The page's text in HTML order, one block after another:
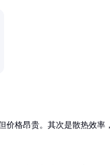
价格昂贵。其次是散热效率